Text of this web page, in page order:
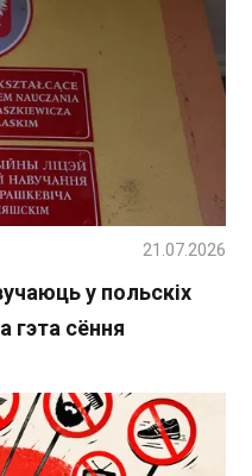
у польскіх
гэта сёння
21.07.2026